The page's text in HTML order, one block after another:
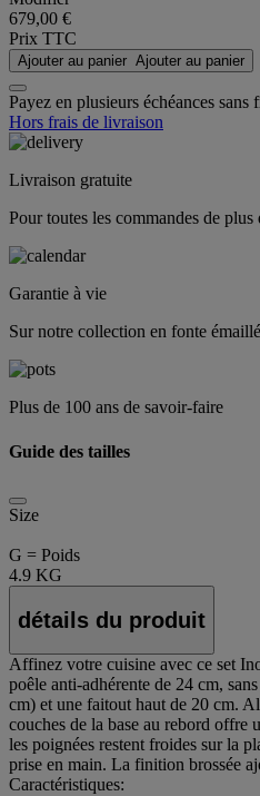
679,00 €
Prix TTC
Ajouter au panier Ajouter au panier
Payez en plusieurs échéances sans
Hors frais de livraison
Livraison gratuite
Pour toutes les commandes de plus
Garantie à vie
Sur notre collection en fonte
Plus de 100 ans de savoir-faire
Guide des tailles
Size
G = Poids
4.9 KG
détails du produit
Affinez votre cuisine avec ce set
poêle anti-adhérente de 24 cm,
cm) et une faitout haut de 20 cm.
couches de la base au rebord offre
les poignées restent froides sur la
prise en main. La finition brossée
Caractéristiques: